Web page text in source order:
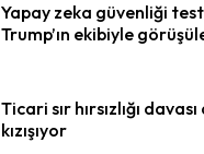
Yapay zeka güvenliği
Trump’ın ekibiyle
Ticari sır hırsızlığı
kızışıyor